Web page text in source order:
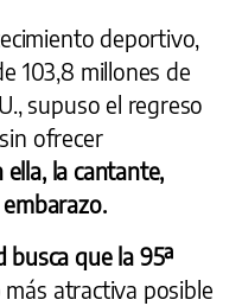
deportivo,
103,8 millones de
supuso el regreso
ofrecer
ella, la cantante,
busca que la 95ª
más atractiva posible